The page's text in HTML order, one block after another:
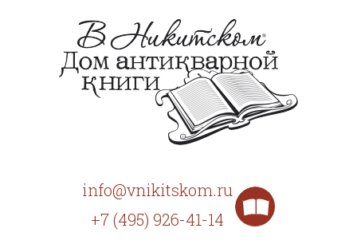
info@vnikitskom.ru
+7 (495) 926-41-14